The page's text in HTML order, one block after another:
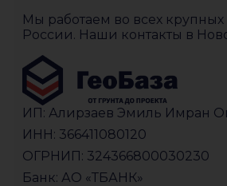
Мы работаем во всех крупных
России. Наши контакты в
ИП: Алирзаев Эмиль Имран
ИНН: 366411080120
ОГРНИП: 324366800030230
Банк: АО «ТБАНК»